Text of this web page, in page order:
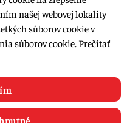
práva vyhradené.
našej webovej lokality
súborov cookie v
súborov cookie. Prečítať